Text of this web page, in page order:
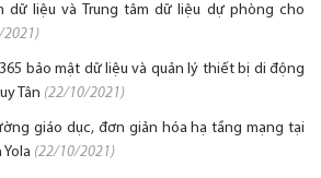
dữ liệu và Trung tâm dữ liệu dự phòng cho
2021)
bảo mật dữ liệu và quản lý thiết bị di động
Tân (22/10/2021)
giáo dục, đơn giản hóa hạ tầng mạng tại
(22/10/2021)